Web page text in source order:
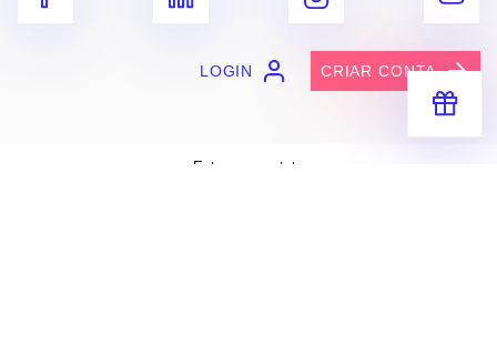
para você vender muito mais
LOGIN CRIAR CONTA
Entre em contato